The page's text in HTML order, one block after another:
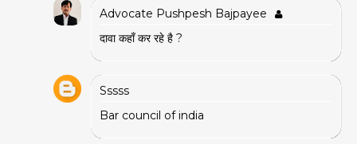
Advocate Pushpesh Bajpayee
दावा कहाँ कर रहे है ?
Sssss
Bar council of india